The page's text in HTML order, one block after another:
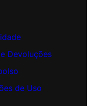
Devoluções
de Uso